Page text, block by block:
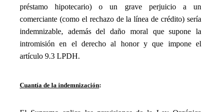
préstamo hipotecario) o un grave perjuicio a un
comerciante (como el rechazo de la línea de crédito) sería
indemnizable, además del daño moral que supone la
intromisión en el derecho al honor y que impone el
artículo 9.3 LPDH.
Cuantía de la indemnización: